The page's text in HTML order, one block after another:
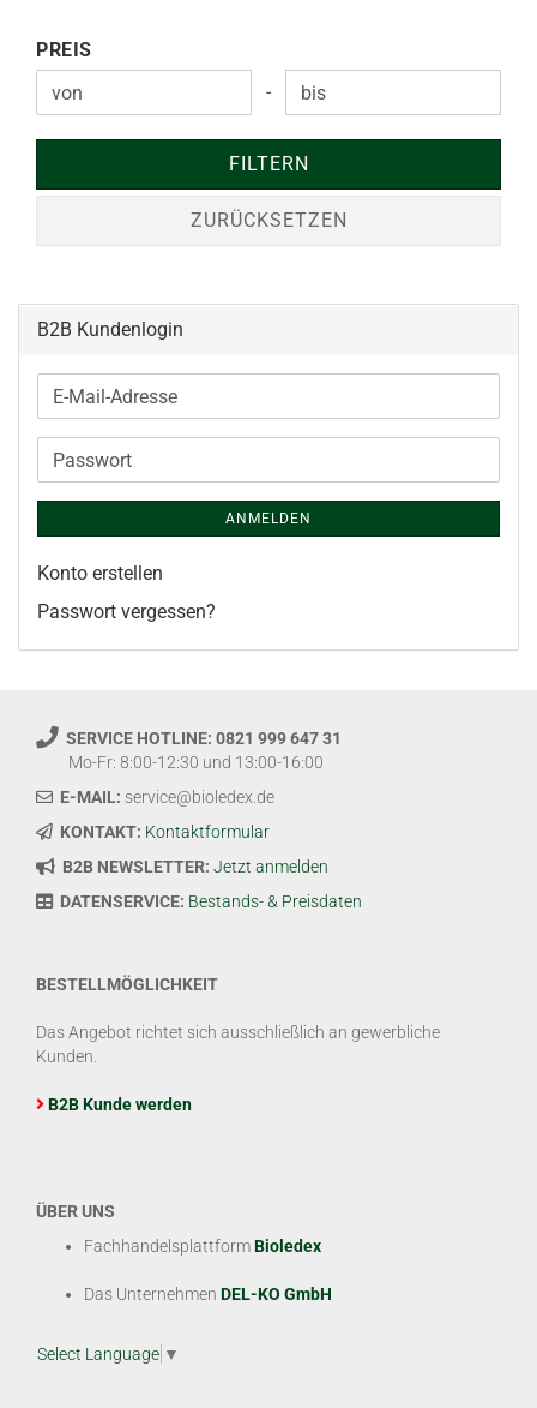
PREIS
PREIS
Preis bis
-
FILTERN
ZURÜCKSETZEN
B2B Kundenlogin
E-
Mail-
Adresse
Passwort
ANMELDEN
Konto erstellen
Passwort vergessen?
SERVICE HOTLINE: 0821 999 647 31
Mo-Fr: 8:00-12:30 und 13:00-16:00
E-MAIL: service@bioledex.de
KONTAKT: Kontaktformular
B2B NEWSLETTER: Jetzt anmelden
DATENSERVICE: Bestands- & Preisdaten
BESTELLMÖGLICHKEIT
Das Angebot richtet sich ausschließlich an gewerbliche
Kunden.
B2B Kunde werden
ÜBER UNS
FachhandelsplattformBioledex
Das Unternehmen DEL-KO GmbH
Select Language ▼